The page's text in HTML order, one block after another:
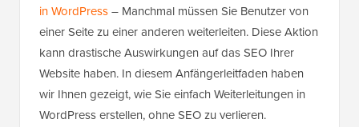
in WordPress– Manchmal müssen Sie Benutzer von
einer Seite zu einer anderen weiterleiten. Diese Aktion
kann drastische Auswirkungen auf das SEO Ihrer
Website haben. In diesem Anfängerleitfaden haben
wir Ihnen gezeigt, wie Sie einfach Weiterleitungen in
WordPress erstellen, ohne SEO zu verlieren.